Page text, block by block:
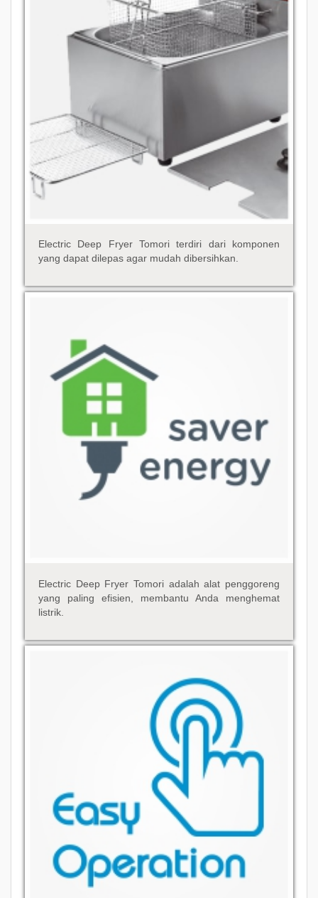
Electric Deep Fryer Tomori terdiri dari komponen
yang dapat dilepas agar mudah dibersihkan.
Electric Deep Fryer Tomori adalah alat penggoreng
yang paling efisien, membantu Anda menghemat
listrik.